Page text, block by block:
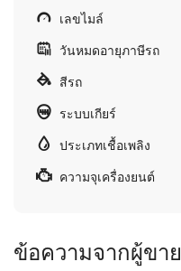
เลขไมล์
วันหมดอายุภาษีรถ
สีรถ
ระบบเกียร์
ประเภทเชื้อเพลิง
ความจุเครื่องยนต์
ข้อความจากผู้ขาย